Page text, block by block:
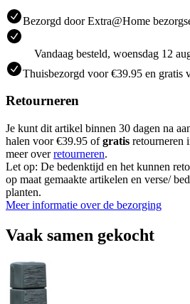
Bezorgd door Extra@Home
Vandaag besteld, woensdag 12
Thuisbezorgd voor €39.95 en gratis
Retourneren
Je kunt dit artikel binnen 30 dagen na
halen voor €39.95 ofgratis retourneren
meer overretourneren.
Let op: De bedenktijd en het kunnen
op maat gemaakte artikelen en verse/
planten.
Meer informatie over de bezorging
Vaak samen gekocht